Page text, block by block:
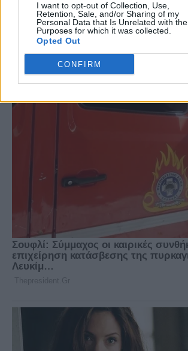
I want to opt-out of Collection, Use,
Retention, Sale, and/or Sharing of my
Personal Data that Is Unrelated with the
Purposes for which it was collected.
Opted Out
CONFIRM